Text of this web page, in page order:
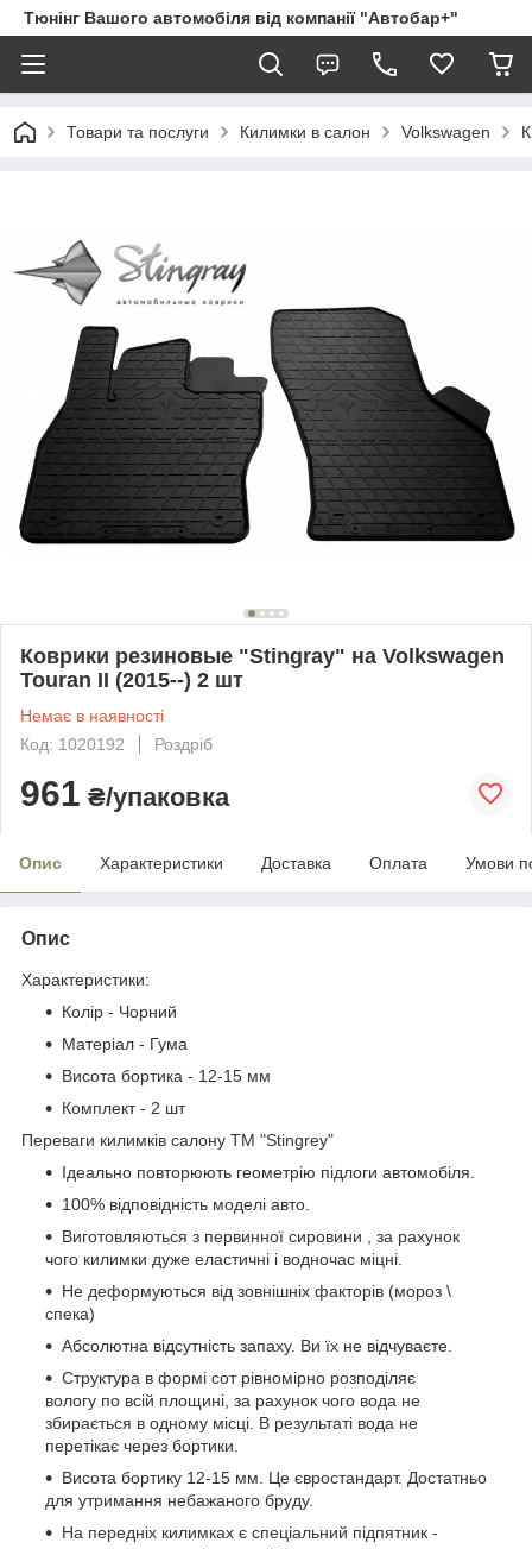
Тюнінг Вашого автомобіля від компанії "Автобар+"
Товари та послуги Килимки в салон Volkswagen
Коврики резиновые "Stingray" на Volkswagen
Touran II (2015--) 2 шт
Немає в наявності
Код: 1020192
Роздріб
961 ₴/упаковка
Опис Характеристики Доставка Оплата Умови
Опис
Характеристики:
Колір - Чорний
Матеріал - Гума
Висота бортика - 12-15 мм
Комплект - 2 шт
Переваги килимків салону ТМ "Stingrey"
Ідеально повторюють геометрію підлоги автомобіля.
100% відповідність моделі авто.
Виготовляються з первинної сировини , за рахунок
чого килимки дуже еластичні і водночас міцні.
Не деформуються від зовнішніх факторів (мороз \
спека)
Абсолютна відсутність запаху. Ви їх не відчуваєте.
Структура в формі сот рівномірно розподіляє
вологу по всій площині, за рахунок чого вода не
збирається в одному місці. В результаті вода не
перетікає через бортики.
Висота бортику 12-15 мм. Це євростандарт. Достатньо
для утримання небажаного бруду.
На передніх килимках є спеціальний підпятник -